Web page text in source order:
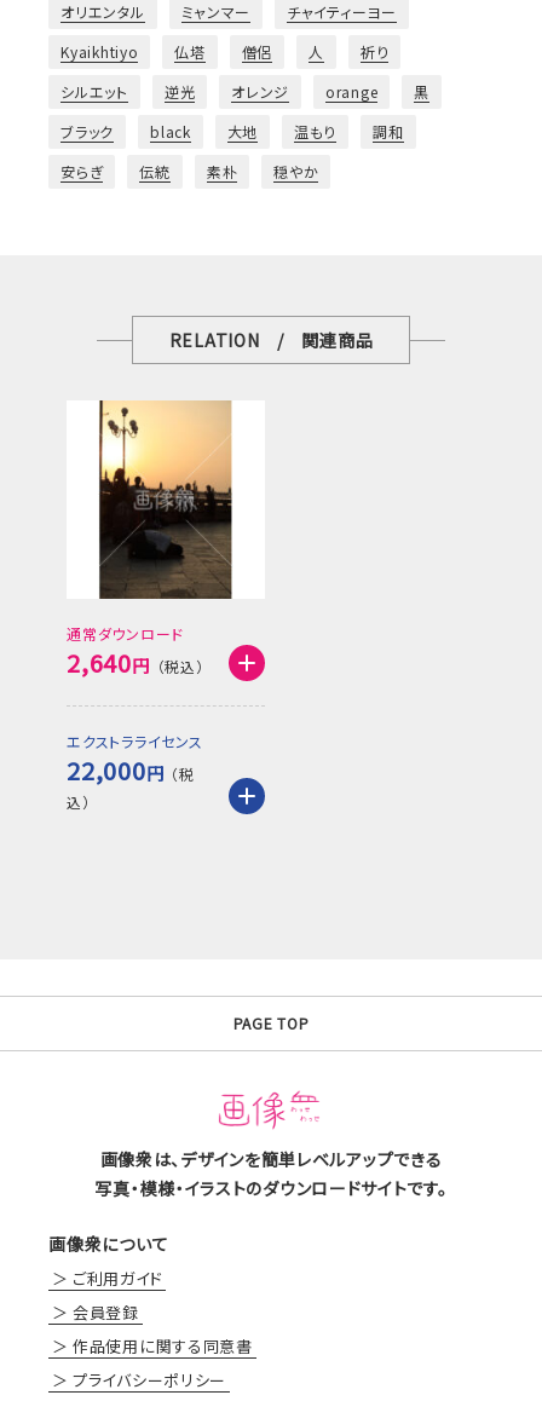
オリエンタル
ミャンマー
チャイティーヨー
Kyaikhtiyo
仏塔 僧侶 人
祈り
シルエット
逆光 オレンジ orange
黒
ブラック
black 大地 温もり
調和
安らぎ
伝統 素朴 穏やか
RELATION / 関連商品
通常ダウンロード
2,640円
エクストラライセンス
22,000円
PAGE TOP
画像衆は、デザインを簡単レベルアップできる
写真・模様・イラストのダウンロードサイトです。
画像衆について
ご利用ガイド
会員登録
作品使用に関する同意書
プライバシーポリシー